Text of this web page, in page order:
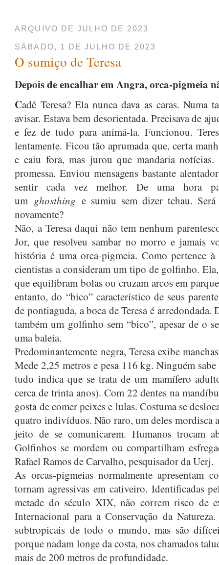
ARQUIVO DE JULHO DE 2023
SÁBADO, 1 DE JULHO DE 2023
O sumiço de Teresa
Depois de encalhar em Angra, orca-pigmeia
Cadê Teresa? Ela nunca dava as caras. Numa
avisar. Estava bem desorientada. Precisava de
e fez de tudo para animá-la. Funcionou.
lentamente. Ficou tão aprumada que, certa
e caiu fora, mas jurou que mandaria
promessa. Enviou mensagens bastante
sentir cada vez melhor. De uma hora
um ghosthing e sumiu sem dizer tchau.
novamente?
Não, a Teresa daqui não tem nenhum
Jor, que resolveu sambar no morro e jamais
história é uma orca-pigmeia. Como pertence
cientistas a consideram um tipo de golfinho.
que equilibram bolas ou cruzam arcos em
entanto, do “bico” característico de seus
de pontiaguda, a boca de Teresa é arredondada.
também um golfinho sem “bico”, apesar de o
uma baleia.
Predominantemente negra, Teresa exibe
Mede 2,25 metros e pesa 116 kg. Ninguém
tudo indica que se trata de um mamífero
cerca de trinta anos). Com 22 dentes na
gosta de comer peixes e lulas. Costuma se
quatro indivíduos. Não raro, um deles mordisca
jeito de se comunicarem. Humanos trocam
Golfinhos se mordem ou compartilham
Rafael Ramos de Carvalho, pesquisador da Uerj.
As orcas-pigmeias normalmente apresentam
tornam agressivas em cativeiro. Identificadas
metade do século XIX, não correm risco de
Internacional para a Conservação da
subtropicais de todo o mundo, mas são
porque nadam longe da costa, nos chamados
mais de 200 metros de profundidade.